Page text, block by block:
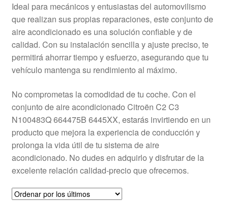
Procedimiento de Reclamación
Queja
Términos y Condiciones
Transporte
Ideal para mecánicos y entusiastas del automovilismo
que realizan sus propias reparaciones, este conjunto de
aire acondicionado es una solución confiable y de
calidad. Con su instalación sencilla y ajuste preciso, te
permitirá ahorrar tiempo y esfuerzo, asegurando que tu
vehículo mantenga su rendimiento al máximo.
No comprometas la comodidad de tu coche. Con el
conjunto de aire acondicionado Citroën C2 C3
N100483Q 664475B 6445XX, estarás invirtiendo en un
producto que mejora la experiencia de conducción y
prolonga la vida útil de tu sistema de aire
acondicionado. No dudes en adquirlo y disfrutar de la
excelente relación calidad-precio que ofrecemos.